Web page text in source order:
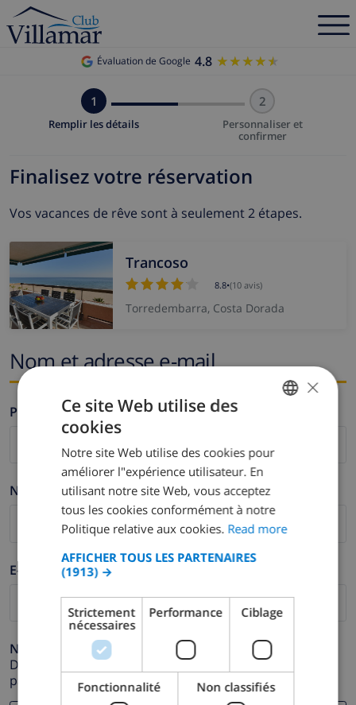
Évaluation de Google 4.8 ★★★★★
★★★★★
1
Remplir les détails
2
Personnaliser et
confirmer
Finalisez votre réservation
Vos vacances de rêve sont à seulement 2 étapes.
Trancoso
8.8•(10 avis)
Torredembarra, Costa Dorada
Nom et adresse e-mail
Prénom *
Nom de famille *
E-mail *
Numéro de téléphone *
Dans le cas où votre adresse e-mail ne fonctionnerait
pas correctement.
DUTCH
SPANISH
GERMAN
CATALAN
DANISH
NORWEGIAN
×
Ce site Web utilise des
cookies
Notre site Web utilise des cookies pour
améliorer l"expérience utilisateur. En
utilisant notre site Web, vous acceptez
tous les cookies conformément à notre
Politique relative aux cookies. Read more
AFFICHER TOUS LES PARTENAIRES
(1913) →
Strictement
nécessaires
Performance Ciblage
Fonctionnalité Non classifiés